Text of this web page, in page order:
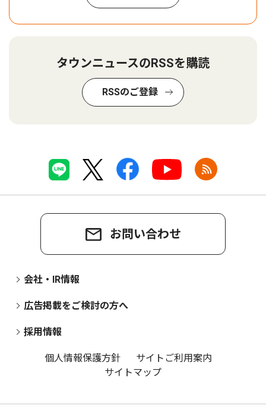
タウンニュースのRSSを購読
RSSのご登録
お問い合わせ
会社・IR情報
広告掲載をご検討の方へ
採用情報
個人情報保護方針
サイトご利用案内
サイトマップ